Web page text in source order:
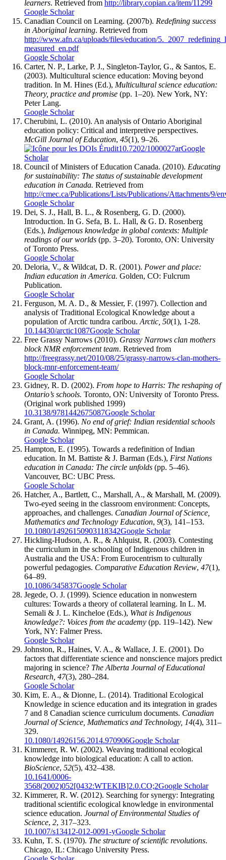
learners. Retrieved from http://library.copian.ca/item/11299
Google Scholar
Canadian Council on Learning. (2007b). Redefining success
in Aboriginal learning. Retrieved from
http://www.afn.ca/uploads/files/education/
measured_en.pdf
Google Scholar
Carter, N. P., Larke, P. J., Singleton-Taylor, G., & Santos, E.
(2003). Multicultural science education: Moving beyond
tradition. In M. Hines (Ed.), Multicultural science education:
Theory, practice and promise (pp. 1–20). New York, NY:
Peter Lang.
Google Scholar
Cherubini, L. (2010). An analysis of Ontario Aboriginal
education policy: Critical and interpretive perspectives.
McGill Journal of Education, 45(1), 9–26.
10.7202/1000027arGoogle
Scholar
Council of Ministers of Education Canada. (2010). Educating
for sustainability: The status of sustainable development
education in Canada. Retrieved from
http://cmec.ca/Publications/Lists/Publications/Attachments/9/
Google Scholar
Dei, S. J., Hall, B. L., & Rosenberg, G. D. (2000).
Introduction. In G. Sefa, B. L. Hall, & G. D. Rosenberg
(Eds.), Indigenous knowledge in global contexts: Multiple
readings of our worlds (pp. 3–20). Toronto, ON: University
of Toronto Press.
Google Scholar
Deloria, V., & Wildcat, D. R. (2001). Power and place:
Indian education in America. Golden, CO: Fulcrum
Publication.
Google Scholar
Ferguson, M. A. D., & Messier, F. (1997). Collection and
analysis of Traditional Ecological Knowledge about a
population of Arctic tundra caribou. Arctic, 50(1), 1-28.
10.14430/arctic1087Google Scholar
Free Grassy Narrows (2010). Grassy Narrows clan mothers
block NMR enforcement team. Retrieved from
http://freegrassy.net/2010/08/25/grassy-narrows-clan-mothers-
block-mnr-enforcement-team/
Google Scholar
Gidney, R. D. (2002). From hope to Harris: The reshaping of
Ontario’s schools. Toronto, ON: University of Toronto Press.
(Original work published 1999)
10.3138/9781442675087Google Scholar
Grant, A. (1996). No end of grief: Indian residential schools
in Canada. Winnipeg, MN: Pemmican.
Google Scholar
Hampton, E. (1995). Towards a redefinition of Indian
education. In M. Battiste & J. Barman (Eds.), First Nations
education in Canada: The circle unfolds (pp. 5–46).
Vancouver, BC: UBC Press.
Google Scholar
Hatcher, A., Bartlett, C., Marshall, A., & Marshall, M. (2009).
Two-eyed seeing in the classroom environment: Concepts,
approaches, and challenges. Canadian Journal of Science,
Mathematics and Technology Education, 9(3), 141–153.
10.1080/14926150903118342Google Scholar
Hickling-Hudson, A. R., & Ahlquist, R. (2003). Contesting
the curriculum in the schooling of Indigenous children in
Australia and the USA: From Eurocentrism to culturally
powerful pedagogies. Comparative Education Review, 47(1),
64–89.
10.1086/345837Google Scholar
Jegede, O. J. (1999). Science education in nonwestern
cultures: Towards a theory of collateral learning. In L. M.
Semali & J. L. Kincheloe (Eds.), What is Indigenous
knowledge?: Voices from the academy (pp. 119–142). New
York, NY: Falmer Press.
Google Scholar
Johnston, R., Haines, V. A., & Wallace, J. E. (2001). Do
factors that differentiate science and nonscience majors predict
majoring in science? The Alberta Journal of Educational
Research, 47(3), 280–284.
Google Scholar
Kim, E. A., & Dionne, L. (2014). Traditional Ecological
Knowledge in science education and its integration in grades
7 and 8 Canadian science curriculum documents. Canadian
Journal of Science, Mathematics and Technology, 14(4), 311–
329.
10.1080/14926156.2014.970906Google Scholar
Kimmerer, R. W. (2002). Weaving traditional ecological
knowledge into biological education: A call to action.
BioScience, 52(5), 432–438.
10.1641/0006-
3568(2002)052[0432:WTEKIB]2.0.CO;2Google Scholar
Kimmerer, R. W. (2012). Searching for synergy: Integrating
traditional scientific ecological knowledge in environmental
science education. Journal of Environmental Studies of
Science, 2, 317–323.
10.1007/s13412-012-0091-yGoogle Scholar
Kuhn, T. S. (1970). The structure of scientific revolutions.
Chicago, IL: Chicago University Press.